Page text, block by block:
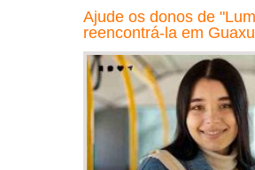
Ajude os donos de
reencontrá-la em